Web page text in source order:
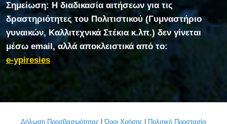
Σημείωση: Η διαδικασία αιτήσεων για τις
δραστηριότητες του Πολιτιστικού (Γυμναστήριο
γυναικών, Καλλιτεχνικά Στέκια κ.λπ.) δεν γίνεται
μέσω email, αλλά αποκλειστικά από το:
e-ypiresies
Δήλωση Προσβασιμότητας |Όροι Χρήσης Πολιτική Προστασία